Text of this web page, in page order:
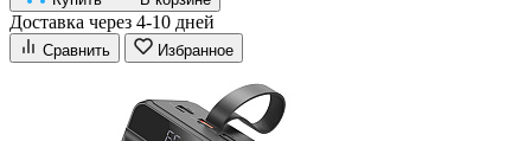
Доставка через 4-10 дней
Сравнить Избранное